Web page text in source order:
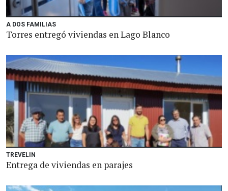
A DOS FAMILIAS
Torres entregó viviendas en Lago Blanco
TREVELIN
Entrega de viviendas en parajes